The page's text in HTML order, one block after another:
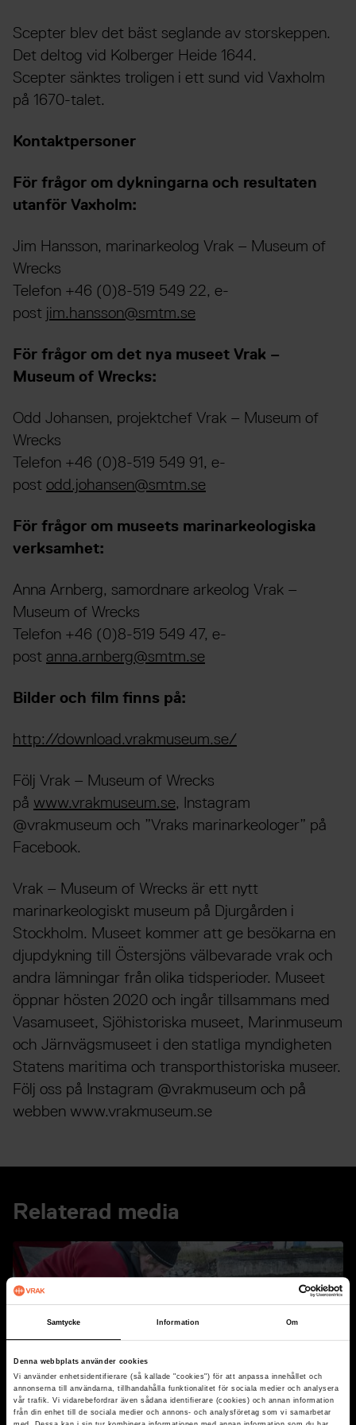
Samtycke Information Om
Denna webbplats använder cookies
Vi använder enhetsidentifierare (så kallade "cookies") för att anpassa innehållet och
annonserna till användarna, tillhandahålla funktionalitet för sociala medier och analysera
vår trafik. Vi vidarebefordrar även sådana identifierare (cookies) och annan information
från din enhet till de sociala medier och annons- och analysföretag som vi samarbetar
Scepter blev det bäst seglande av storskeppen.
Det deltog vid Kolberger Heide 1644.
Scepter sänktes troligen i ett sund vid Vaxholm
på 1670-talet.
Kontaktpersoner
För frågor om dykningarna och resultaten
utanför Vaxholm:
Jim Hansson, marinarkeolog Vrak – Museum of
Wrecks
Telefon +46 (0)8-519 549 22, e-
post jim.hansson@smtm.se
För frågor om det nya museet Vrak –
Museum of Wrecks:
Odd Johansen, projektchef Vrak – Museum of
Wrecks
Telefon +46 (0)8-519 549 91, e-
post odd.johansen@smtm.se
För frågor om museets marinarkeologiska
verksamhet:
Anna Arnberg, samordnare arkeolog Vrak –
Museum of Wrecks
Telefon +46 (0)8-519 549 47, e-
post anna.arnberg@smtm.se
Bilder och film finns på:
http://download.vrakmuseum.se/
Följ Vrak – Museum of Wrecks
på www.vrakmuseum.se, Instagram
@vrakmuseum och ”Vraks marinarkeologer” på
Facebook.
Vrak – Museum of Wrecks är ett nytt
marinarkeologiskt museum på Djurgården i
Stockholm. Museet kommer att ge besökarna en
djupdykning till Östersjöns välbevarade vrak och
andra lämningar från olika tidsperioder. Museet
öppnar hösten 2020 och ingår tillsammans med
Vasamuseet, Sjöhistoriska museet, Marinmuseum
och Järnvägsmuseet i den statliga myndigheten
Statens maritima och transporthistoriska museer.
Följ oss på Instagram @vrakmuseum och på
webben www.vrakmuseum.se
Relaterad media
Anneli Karlsson, SMTM